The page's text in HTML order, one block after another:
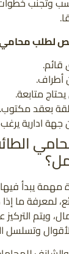
لطلب
أطراف.
متابعة.
بعقد مكتوب.
جهة ادارية
مهمة يبدأ
لمعرفة ما
ويتم
وتسلسل